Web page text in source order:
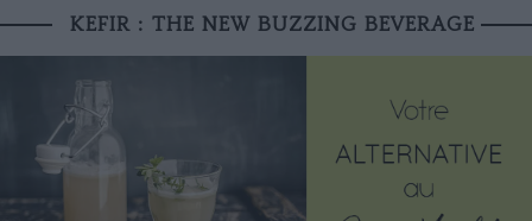
KEFIR : THE NEW BUZZING BEVERAGE